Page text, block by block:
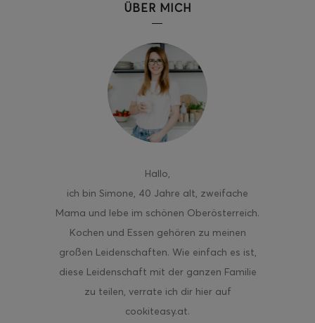
ÜBER MICH
Hallo,
ich bin Simone, 40 Jahre alt, zweifache
Mama und lebe im schönen Oberösterreich.
Kochen und Essen gehören zu meinen
großen Leidenschaften. Wie einfach es ist,
diese Leidenschaft mit der ganzen Familie
zu teilen, verrate ich dir hier auf
cookiteasy.at.